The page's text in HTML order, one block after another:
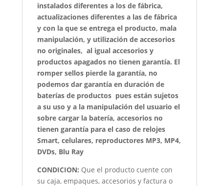
instalados diferentes a los de fábrica,
actualizaciones diferentes a las de fábrica
y con la que se entrega el producto, mala
manipulación, y utilización de accesorios
no originales, al igual accesorios y
productos apagados no tienen garantía. El
romper sellos pierde la garantía, no
podemos dar garantía en duración de
baterías de productos pues están sujetos
a su uso y a la manipulación del usuario el
sobre cargar la batería, accesorios no
tienen garantía para el caso de relojes
Smart, celulares, reproductores MP3, MP4,
DVDs, Blu Ray
CONDICION: Que el producto cuente con
su caja, empaques, accesorios y factura o